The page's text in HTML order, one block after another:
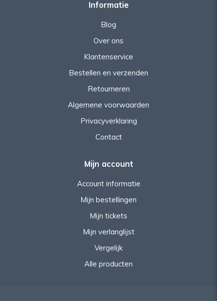
Informatie
Blog
Over ons
Klantenservice
Bestellen en verzenden
Retourneren
Algemene voorwaarden
Privacyverklaring
Contact
Mijn account
Account informatie
Mijn bestellingen
Mijn tickets
Mijn verlanglijst
Vergelijk
Alle producten